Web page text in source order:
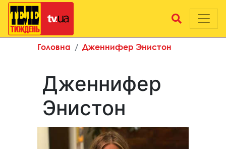
Головна Дженнифер Энистон
Дженнифер
Энистон